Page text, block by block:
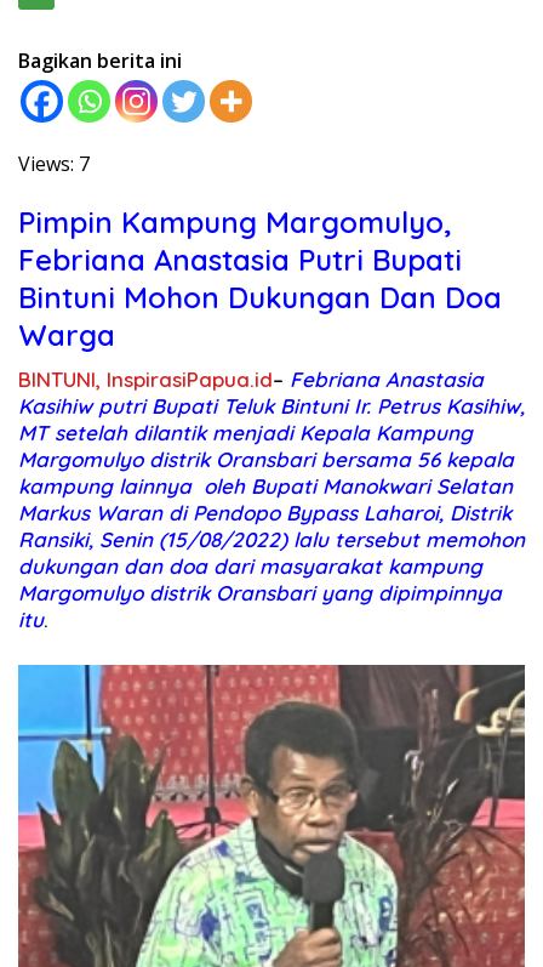
Bagikan berita ini
Views: 7
Pimpin Kampung Margomulyo,
Febriana Anastasia Putri Bupati
Bintuni Mohon Dukungan Dan Doa
Warga
BINTUNI, InspirasiPapua.id– Febriana Anastasia
Kasihiw putri Bupati Teluk Bintuni Ir. Petrus Kasihiw,
MT setelah dilantik menjadi Kepala Kampung
Margomulyo distrik Oransbari bersama 56 kepala
kampung lainnya oleh Bupati Manokwari Selatan
Markus Waran di Pendopo Bypass Laharoi, Distrik
Ransiki, Senin (15/08/2022) lalu tersebut memohon
dukungan dan doa dari masyarakat kampung
Margomulyo distrik Oransbari yang dipimpinnya
itu.